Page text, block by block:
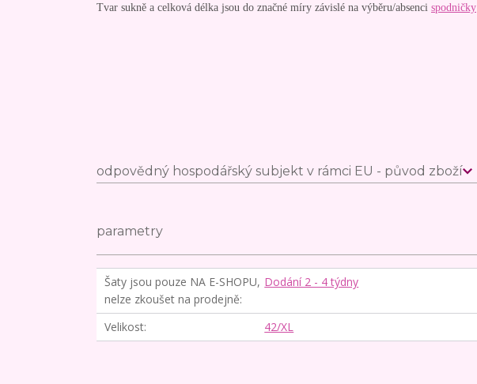
Tvar sukně a celková délka jsou do značné míry závislé na výběru/absenci spodničky
odpovědný hospodářský subjekt v rámci EU - původ zboží
parametry
Šaty jsou pouze NA E-SHOPU,
nelze zkoušet na prodejně
Dodání 2 - 4 týdny
Velikost 42/XL